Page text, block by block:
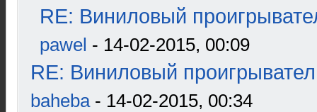
RE: Виниловый
pawel - 14-02-2015, 00:09
RE: Виниловый
baheba- 14-02-2015, 00:34